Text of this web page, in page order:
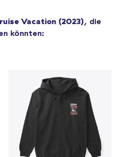
Vacation (2023), die
könnten: